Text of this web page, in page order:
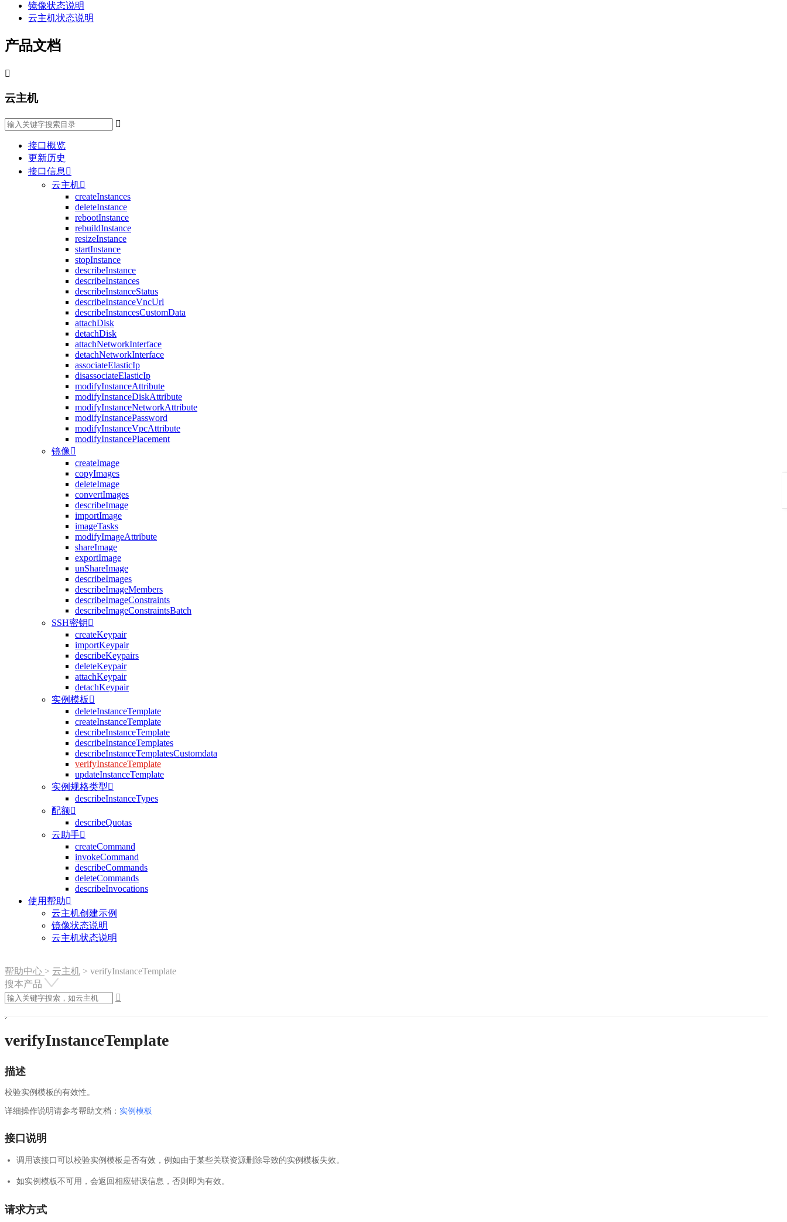
镜像状态说明
云主机状态说明
产品文档

云主机

接口概览
更新历史
接口信息 
云主机
createInstances
deleteInstance
rebootInstance
rebuildInstance
resizeInstance
startInstance
stopInstance
describeInstance
describeInstances
describeInstanceStatus
describeInstanceVncUrl
describeInstancesCustomData
attachDisk
detachDisk
attachNetworkInterface
detachNetworkInterface
associateElasticIp
disassociateElasticIp
modifyInstanceAttribute
modifyInstanceDiskAttribute
modifyInstanceNetworkAttribute
modifyInstancePassword
modifyInstanceVpcAttribute
modifyInstancePlacement
镜像
createImage
copyImages
deleteImage
convertImages
describeImage
importImage
imageTasks
modifyImageAttribute
shareImage
exportImage
unShareImage
describeImages
describeImageMembers
describeImageConstraints
describeImageConstraintsBatch
SSH密钥
createKeypair
importKeypair
describeKeypairs
deleteKeypair
attachKeypair
detachKeypair
实例模板 
deleteInstanceTemplate
createInstanceTemplate
describeInstanceTemplate
describeInstanceTemplates
describeInstanceTemplatesCustomdata
verifyInstanceTemplate
updateInstanceTemplate
实例规格类型
describeInstanceTypes
配额
describeQuotas
云助手
createCommand
invokeCommand
describeCommands
deleteCommands
describeInvocations
使用帮助
云主机创建示例
镜像状态说明
云主机状态说明
帮助中心 > 云主机 > verifyInstanceTemplate
搜本产品

verifyInstanceTemplate
描述
校验实例模板的有效性。
详细操作说明请参考帮助文档： 实例模板
接口说明
调用该接口可以校验实例模板是否有效，例如由于某些关联资源删除导致的实例模板失效。
如实例模板不可用，会返回相应错误信息，否则即为有效。
请求方式